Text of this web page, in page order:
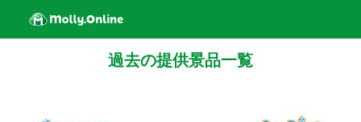
過去の提供景品一覧